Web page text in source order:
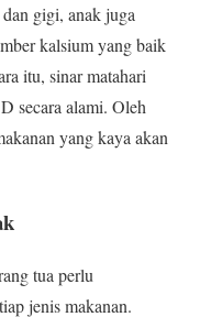
gigi, anak juga
kalsium yang baik
itu, sinar matahari
secara alami. Oleh
yang kaya akan
tua perlu
jenis makanan.